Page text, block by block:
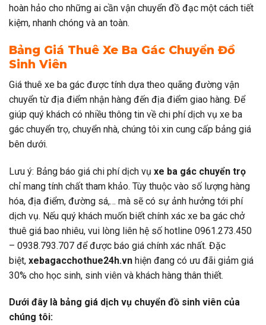
hoàn hảo cho những ai cần vận chuyển đồ đạc một cách tiết
kiệm, nhanh chóng và an toàn.
Bảng Giá Thuê Xe Ba Gác Chuyển Đồ
Sinh Viên
Giá thuê xe ba gác được tính dựa theo quãng đường vận
chuyển từ địa điểm nhận hàng đến địa điểm giao hàng. Để
giúp quý khách có nhiều thông tin về chi phí dịch vụ xe ba
gác chuyển trọ, chuyển nhà, chúng tôi xin cung cấp bảng giá
bên dưới.
Lưu ý: Bảng báo giá chi phí dịch vụ xe ba gác chuyển trọ
chỉ mang tính chất tham khảo. Tùy thuộc vào số lượng hàng
hóa, địa điểm, đường sá,… mà sẽ có sự ảnh hưởng tới phí
dịch vụ. Nếu quý khách muốn biết chính xác xe ba gác chở
thuê giá bao nhiêu, vui lòng liên hệ số hotline 0961.273.450
– 0938.793.707 để được báo giá chính xác nhất. Đặc
biệt, xebagacchothue24h.vn hiện đang có ưu đãi giảm giá
30% cho học sinh, sinh viên và khách hàng thân thiết.
Dưới đây là bảng giá dịch vụ chuyển đồ sinh viên của
chúng tôi: